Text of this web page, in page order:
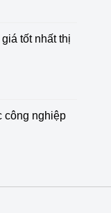
khí chính
công nghiệp